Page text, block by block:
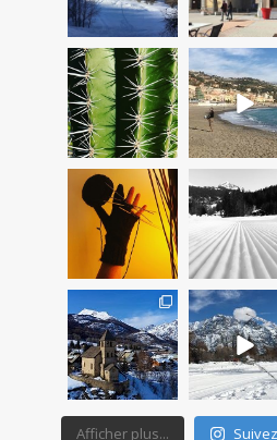
Mar 11 Mar
therouteantognelli
Mar 9 Fév
therouteantognelli
Fév 22 Jan
therouteantognelli
Jan 17 Jan
Afficher plus...